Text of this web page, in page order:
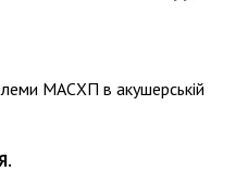
МАСХП в акушерській